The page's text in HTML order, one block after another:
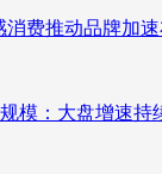
费推动品牌加
模：大盘增速